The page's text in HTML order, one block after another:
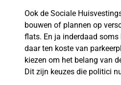
Ook de Sociale
bouwen of plannen op
flats. En ja inderdaad soms
daar ten koste van
kiezen om het belang van
Dit zijn keuzes die politici